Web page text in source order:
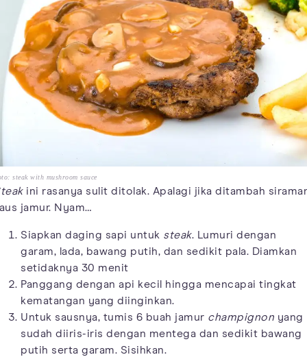
steak with mushroom sauce
ini rasanya sulit ditolak. Apalagi jika ditambah
jamur. Nyam…
Siapkan daging sapi untuk steak. Lumuri dengan
garam, lada, bawang putih, dan sedikit pala. Diamkan
setidaknya 30 menit
Panggang dengan api kecil hingga mencapai tingkat
kematangan yang diinginkan.
Untuk sausnya, tumis 6 buah jamur champignon yang
sudah diiris-iris dengan mentega dan sedikit bawang
putih serta garam. Sisihkan.